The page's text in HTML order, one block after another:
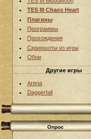
TES III Chaos Heart
Плагины
Программы
Прохождения
Скриншоты из игры
Обои
Другие игры
Arena
Daggerfall
Опрос